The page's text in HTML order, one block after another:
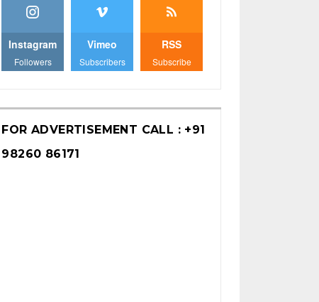
Instagram
Followers
Vimeo
Subscribers
RSS
Subscribe
FOR ADVERTISEMENT CALL : +91
98260 86171